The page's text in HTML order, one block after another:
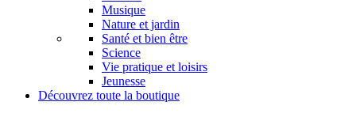
Musique
Nature et jardin
Santé et bien être
Science
Vie pratique et loisirs
Jeunesse
Découvrez toute la boutique